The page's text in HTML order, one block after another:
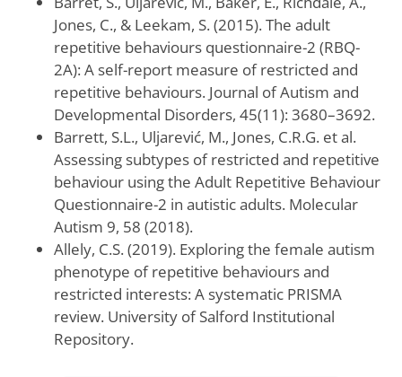
Jones, C., & Leekam, S. (2015). The adult
repetitive behaviours questionnaire-2 (RBQ-
2A): A self-report measure of restricted and
repetitive behaviours. Journal of Autism and
Developmental Disorders, 45(11): 3680–3692.
Barrett, S.L., Uljarević, M., Jones, C.R.G. et al.
Assessing subtypes of restricted and repetitive
behaviour using the Adult Repetitive Behaviour
Questionnaire-2 in autistic adults. Molecular
Autism 9, 58 (2018).
Allely, C.S. (2019). Exploring the female autism
phenotype of repetitive behaviours and
restricted interests: A systematic PRISMA
review. University of Salford Institutional
Repository.